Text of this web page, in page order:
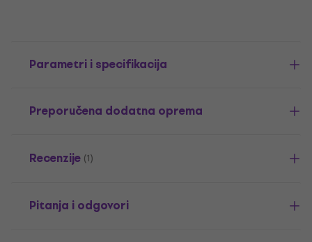
Parametri i specifikacija
Preporučena dodatna oprema
Recenzije (1)
Pitanja i odgovori